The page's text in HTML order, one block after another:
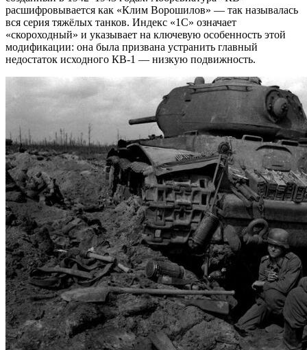
расшифровывается как «Клим Ворошилов» — так называлась
вся серия тяжёлых танков. Индекс «1С» означает
«скороходный» и указывает на ключевую особенность этой
модификации: она была призвана устранить главный
недостаток исходного КВ-1 — низкую подвижность.